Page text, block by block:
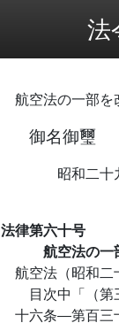
法
航空法の一部を
御名御璽
昭和二十
法律第六十号
航空法の一
航空法（昭和二
目次中「（
十六条―第百三